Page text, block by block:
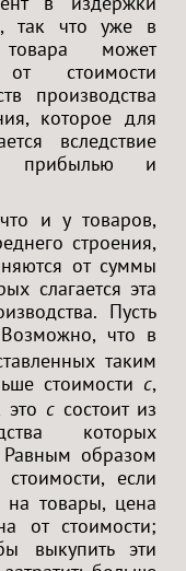
так что уже в
товара может
от стоимости
производства
которое для
вследствие
прибылью и
и у товаров,
строения,
от суммы
слагается эта
Пусть
что в
таким
стоимости c,
это c состоит из
которых
Равным образом
если
на товары, цена
от стоимости;
выкупить эти